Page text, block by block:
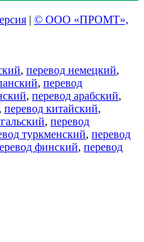
| © ООО «ПРОМТ»,
, перевод немецкий,
, перевод
, перевод арабский,
, перевод китайский,
, перевод
туркменский, перевод
финский, перевод